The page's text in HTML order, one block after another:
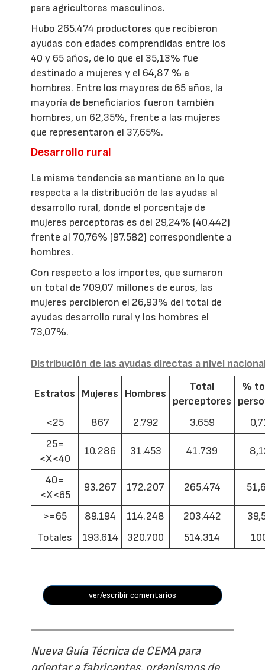
para agricultores masculinos.
Hubo 265.474 productores que recibieron
ayudas con edades comprendidas entre los
40 y 65 años, de lo que el 35,13% fue
destinado a mujeres y el 64,87 % a
hombres. Entre los mayores de 65 años, la
mayoría de beneficiarios fueron también
hombres, un 62,35%, frente a las mujeres
que representaron el 37,65%.
Desarrollo rural
La misma tendencia se mantiene en lo que
respecta a la distribución de las ayudas al
desarrollo rural, donde el porcentaje de
mujeres perceptoras es del 29,24% (40.442)
frente al 70,76% (97.582) correspondiente a
hombres.
Con respecto a los importes, que sumaron
un total de 709,07 millones de euros, las
mujeres percibieron el 26,93% del total de
ayudas desarrollo rural y los hombres el
73,07%.
Distribución de las ayudas directas a nivel
Estratos Mujeres Hombres
Total
perceptores
%
<25
867 2.792 3.659
25=
<X<40
10.286 31.453 41.739
40=
<X<65
93.267 172.207 265.474
>=65 89.194 114.248 203.442
Totales
193.614 320.700 514.314
ver/escribir comentarios
Nueva Guía Técnica de CEMA para